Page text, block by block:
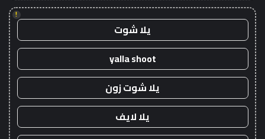
!
يلا شوت
yalla shoot
يلا شوت زون
يلا لايف